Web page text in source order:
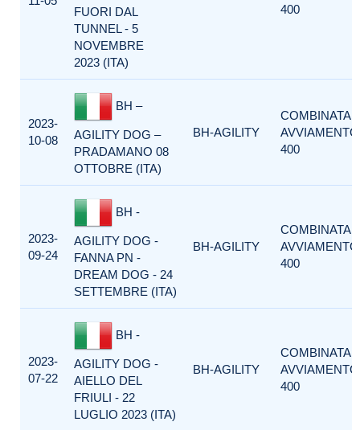
FUORI DAL
TUNNEL - 5
NOVEMBRE
2023 (ITA)
400
2023-
10-08
BH –
AGILITY DOG –
PRADAMANO 08
OTTOBRE (ITA)
BH-AGILITY
COMBINATA
AVVIAMENTO
400
2023-
09-24
BH -
AGILITY DOG -
FANNA PN -
DREAM DOG - 24
SETTEMBRE (ITA)
BH-AGILITY
COMBINATA
AVVIAMENTO
400
2023-
07-22
BH -
AGILITY DOG -
AIELLO DEL
FRIULI - 22
LUGLIO 2023 (ITA)
BH-AGILITY
COMBINATA
AVVIAMENTO
400